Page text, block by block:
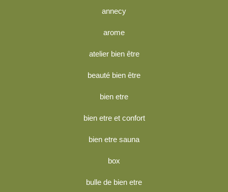
annecy
arome
atelier bien être
beauté bien être
bien etre
bien etre et confort
bien etre sauna
box
bulle de bien etre